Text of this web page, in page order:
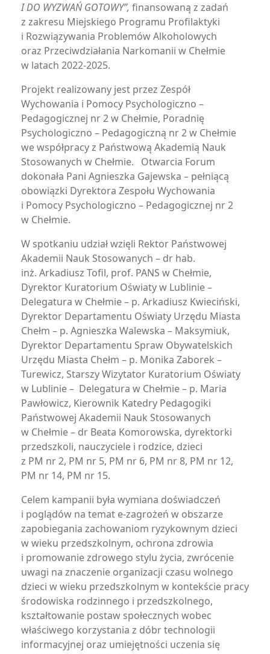
I DO WYZWAŃ GOTOWY”, finansowaną z zadań
z zakresu Miejskiego Programu Profilaktyki
i Rozwiązywania Problemów Alkoholowych
oraz Przeciwdziałania Narkomanii w Chełmie
w latach 2022-2025.
Projekt realizowany jest przez Zespół
Wychowania i Pomocy Psychologiczno –
Pedagogicznej nr 2 w Chełmie, Poradnię
Psychologiczno – Pedagogiczną nr 2 w Chełmie
we współpracy z Państwową Akademią Nauk
Stosowanych w Chełmie. Otwarcia Forum
dokonała Pani Agnieszka Gajewska – pełniącą
obowiązki Dyrektora Zespołu Wychowania
i Pomocy Psychologiczno – Pedagogicznej nr 2
w Chełmie.
W spotkaniu udział wzięli Rektor Państwowej
Akademii Nauk Stosowanych – dr hab.
inż. Arkadiusz Tofil, prof. PANS w Chełmie,
Dyrektor Kuratorium Oświaty w Lublinie –
Delegatura w Chełmie – p. Arkadiusz Kwieciński,
Dyrektor Departamentu Oświaty Urzędu Miasta
Chełm – p. Agnieszka Walewska – Maksymiuk,
Dyrektor Departamentu Spraw Obywatelskich
Urzędu Miasta Chełm – p. Monika Zaborek –
Turewicz, Starszy Wizytator Kuratorium Oświaty
w Lublinie – Delegatura w Chełmie – p. Maria
Pawłowicz, Kierownik Katedry Pedagogiki
Państwowej Akademii Nauk Stosowanych
w Chełmie – dr Beata Komorowska, dyrektorki
przedszkoli, nauczyciele i rodzice, dzieci
z PM nr 2, PM nr 5, PM nr 6, PM nr 8, PM nr 12,
PM nr 14, PM nr 15.
Celem kampanii była wymiana doświadczeń
i poglądów na temat e-zagrożeń w obszarze
zapobiegania zachowaniom ryzykownym dzieci
w wieku przedszkolnym, ochrona zdrowia
i promowanie zdrowego stylu życia, zwrócenie
uwagi na znaczenie organizacji czasu wolnego
dzieci w wieku przedszkolnym w kontekście pracy
środowiska rodzinnego i przedszkolnego,
kształtowanie postaw społecznych wobec
właściwego korzystania z dóbr technologii
informacyjnej oraz umiejętności uczenia się